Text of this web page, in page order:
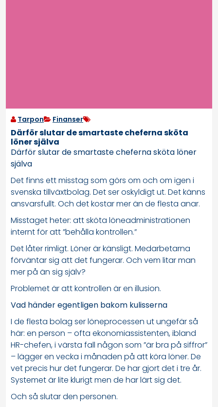
Tarpon Finanser
Därför slutar de smartaste cheferna sköta
löner själva
Därför slutar de smartaste cheferna sköta löner
själva
Det finns ett misstag som görs om och om igen i
svenska tillväxtbolag. Det ser oskyldigt ut. Det känns
ansvarsfullt. Och det kostar mer än de flesta anar.
Misstaget heter: att sköta löneadministrationen
internt för att ”behålla kontrollen.”
Det låter rimligt. Löner är känsligt. Medarbetarna
förväntar sig att det fungerar. Och vem litar man
mer på än sig själv?
Problemet är att kontrollen är en illusion.
Vad händer egentligen bakom kulisserna
I de flesta bolag ser löneprocessen ut ungefär så
här: en person – ofta ekonomiassistenten, ibland
HR-chefen, i värsta fall någon som ”är bra på siffror”
– lägger en vecka i månaden på att köra löner. De
vet precis hur det fungerar. De har gjort det i tre år.
Systemet är lite klurigt men de har lärt sig det.
Och så slutar den personen.